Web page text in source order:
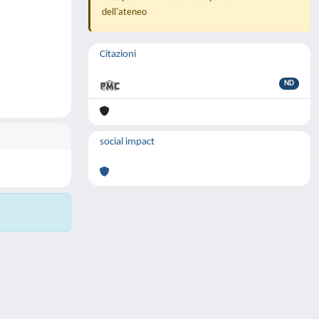
dell'ateneo
Citazioni
ND
social impact